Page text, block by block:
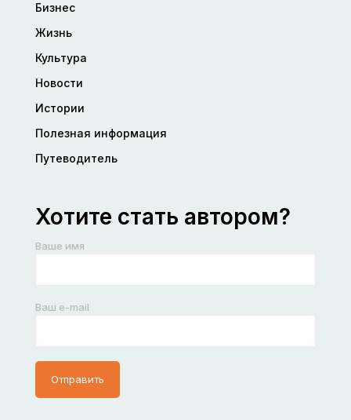
Бизнес
Жизнь
Культура
Новости
Истории
Полезная информация
Путеводитель
Хотите стать автором?
Ваше имя
Ваш e-mail